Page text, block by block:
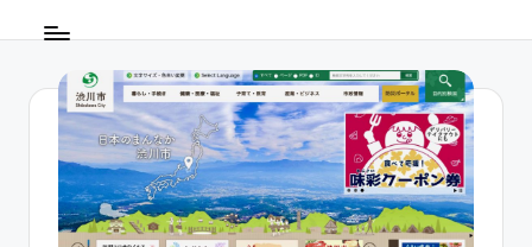
ン
ー
ソ
ン
グ